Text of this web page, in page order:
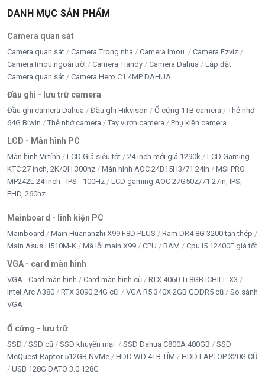
DANH MỤC SẢN PHẨM
Camera quan sát
Camera quan sát Camera Trong nhà Camera Imou
Camera Ezviz
Camera Imou ngoài trời
Camera Tiandy Camera Dahua
Lắp đặt
Camera quan sát
Camera Hero C1 4MP DAHUA
Đầu ghi - lưu trữ camera
Đầu ghi camera Dahua Đầu ghi Hikvison Ổ cứng 1TB camera
Thẻ nhớ
64G Biwin
Thẻ nhớ camera Tay vươn camera Phụ kiện camera
LCD - Màn hình PC
Màn hình Vi tính LCD Giá siêu tốt 24 inch mới giá 1290k
LCD Gaming
KTC 27 inch, 2K/QH 300hz
Màn hình AOC 24B15H3/71 24in
MSI PRO
MP242L 24 inch - IPS - 100Hz
LCD gaming AOC 27G50Z/71 27in, IPS,
FHD, 260hz
Mainboard - linh kiện PC
Mainboard Main Huananzhi X99 F8D PLUS
Ram DR4 8G 3200 tản thép
Main Asus H510M-K
Mã lỗi main X99 CPU RAM Cpu i5 12400F giá tốt
VGA - card màn hình
VGA - Card màn hình Card màn hình cũ
RTX 4060 Ti 8GB iCHILL X3
Intel Arc A380
RTX 3090 24G cũ VGA R5 340X 2GB GDDR5 cũ
So sánh
VGA
Ổ cứng - lưu trữ
SSD SSD cũ SSD khuyến mại SSD Dahua C800A 480GB
SSD
McQuest Raptor 512GB NVMe
HDD WD 4TB TÍM
HDD LAPTOP 320G CŨ
USB 128G DATO 3.0 128G